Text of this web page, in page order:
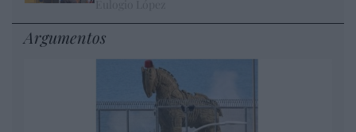
Argumentos